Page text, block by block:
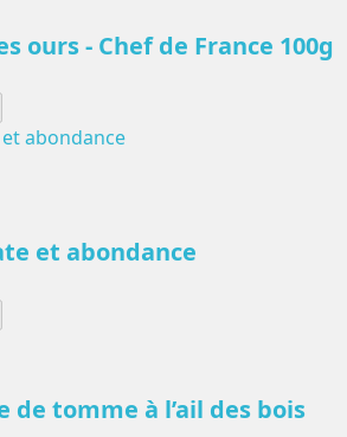
ours - Chef de France 100g
et abondance
de tomme à l’ail des bois